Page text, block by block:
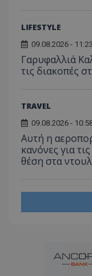
LIFESTYLE
09.08.2026 - 11:23
Γαρυφαλλιά
τις διακοπές
TRAVEL
09.08.2026 -
Αυτή η
κανόνες για
θέση στα